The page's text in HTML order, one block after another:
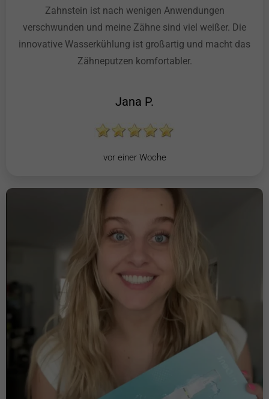
Zahnstein ist nach wenigen Anwendungen
verschwunden und meine Zähne sind viel weißer. Die
innovative Wasserkühlung ist großartig und macht das
Zähneputzen komfortabler.
Jana P.
vor einer Woche